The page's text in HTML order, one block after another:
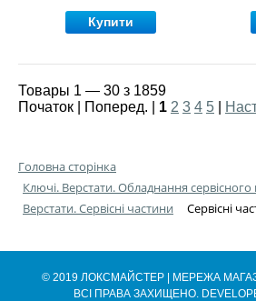
Купити
Товары 1 — 30 з 1859
Початок | Поперед. | 1 2 3 4 5
Головна сторінка
Ключі. Верстати. Обладнання сервісного
Верстати. Сервісні частини
Сервісні
© 2019 ЛОКСМАЙСТЕР | МЕРЕЖА
ВСІ ПРАВА ЗАХИЩЕНО.